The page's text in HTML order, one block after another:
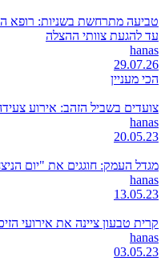
טביעה מתרחשת בשניות: רופא
עד להגעת צוותי ההצלה
hanas
29.07.26
הכי מעניין
צועדים בשביל הזהב: אירוע
hanas
20.05.23
מגדל העמק: חוגגים את "יום
hanas
13.05.23
קרית טבעון ציינה את אירועי הזיכרון
hanas
03.05.23